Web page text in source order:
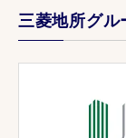
三菱地所グル